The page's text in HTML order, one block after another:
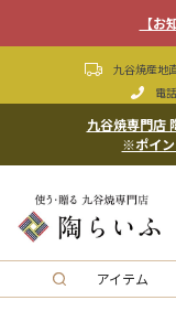
【
九谷焼産地
電
九谷焼専門店
※ポイン
アイテム